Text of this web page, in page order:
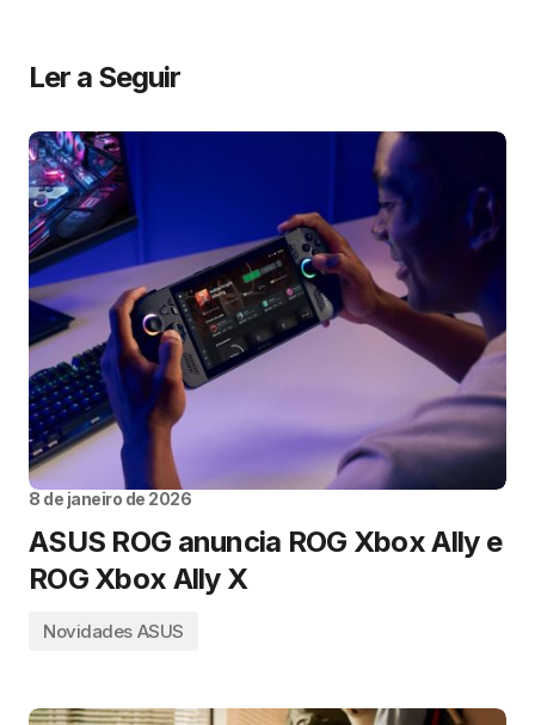
Ler a Seguir
8 de janeiro de 2026
ASUS ROG anuncia ROG Xbox Ally e
ROG Xbox Ally X
Novidades ASUS